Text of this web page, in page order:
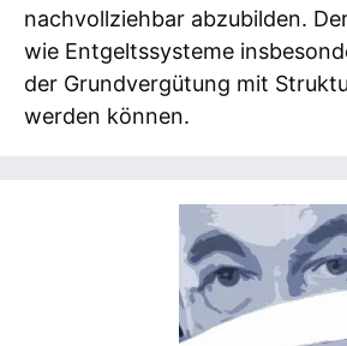
nachvollziehbar abzubilden.
wie Entgeltssysteme
der Grundvergütung mit
werden können.